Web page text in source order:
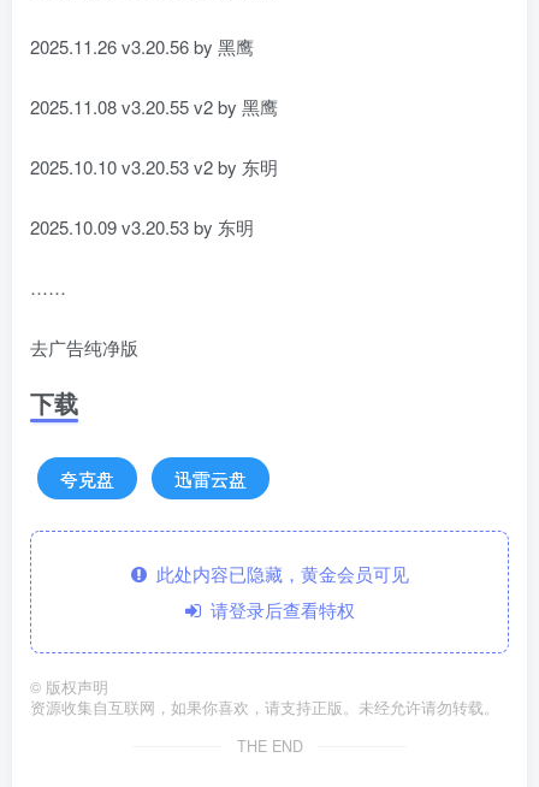
2025.11.26 v3.20.56 by 黑鹰
2025.11.08 v3.20.55 v2 by 黑鹰
2025.10.10 v3.20.53 v2 by 东明
2025.10.09 v3.20.53 by 东明
……
去广告纯净版
下载
夸克盘 迅雷云盘
此处内容已隐藏，黄金会员可见
请登录后查看特权
© 版权声明
资源收集自互联网，如果你喜欢，请支持正版。未经允许请勿转载。
THE END